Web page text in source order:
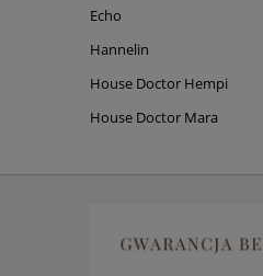
Echo
Hannelin
House Doctor Hempi
House Doctor Mara